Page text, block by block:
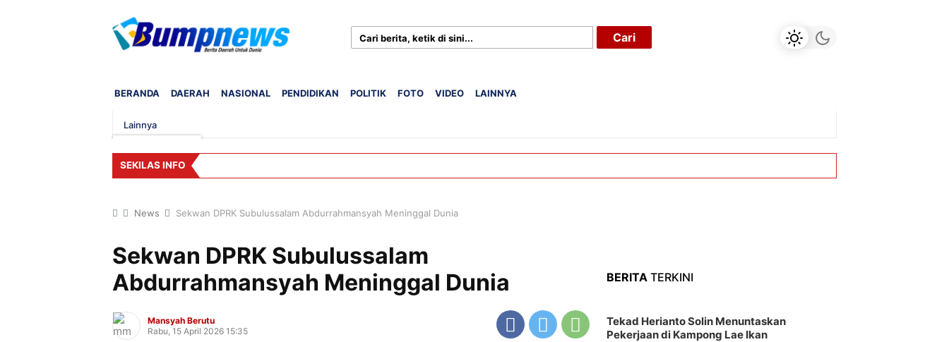
Cari
BERANDA DAERAH NASIONAL PENDIDIKAN POLITIK FOTO VIDEO LAINNYA
Lainnya
SEKILAS INFO
News Sekwan DPRK Subulussalam Abdurrahmansyah Meninggal Dunia ‎
Sekwan DPRK Subulussalam
Abdurrahmansyah Meninggal Dunia ‎
Mansyah Berutu
Rabu, 15 April 2026 15:35
BERITA TERKINI
Tekad Herianto Solin Menuntaskan
Pekerjaan di Kampong Lae Ikan